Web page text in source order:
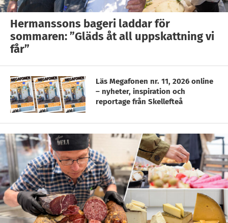
Hermanssons bageri laddar för
sommaren: ”Gläds åt all uppskattning vi
får”
Läs Megafonen nr. 11, 2026 online
– nyheter, inspiration och
reportage från Skellefteå